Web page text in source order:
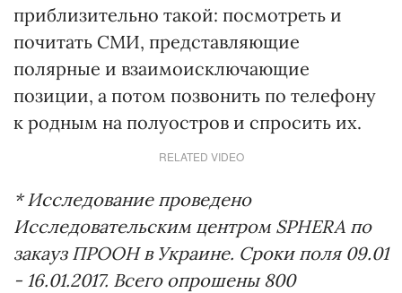
приблизительно такой: посмотреть и
почитать СМИ, представляющие
полярные и взаимоисключающие
позиции, а потом позвонить по телефону
к родным на полуостров и спросить их.
RELATED VIDEO
* Исследование проведено
Исследовательским центром SPHERA по
закауз ПРООН в Украине. Сроки поля 09.01
- 16.01.2017. Всего опрошены 800